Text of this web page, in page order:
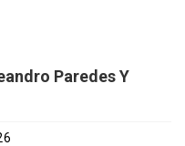
Paredes Y